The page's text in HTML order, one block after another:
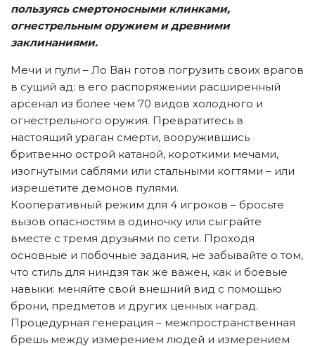
пользуясь смертоносными клинками,
огнестрельным оружием и древними
заклинаниями.
Мечи и пули – Ло Ван готов погрузить своих врагов
в сущий ад: в его распоряжении расширенный
арсенал из более чем 70 видов холодного и
огнестрельного оружия. Превратитесь в
настоящий ураган смерти, вооружившись
бритвенно острой катаной, короткими мечами,
изогнутыми саблями или стальными когтями – или
изрешетите демонов пулями.
Кооперативный режим для 4 игроков – бросьте
вызов опасностям в одиночку или сыграйте
вместе с тремя друзьями по сети. Проходя
основные и побочные задания, не забывайте о том,
что стиль для ниндзя так же важен, как и боевые
навыки: меняйте свой внешний вид с помощью
брони, предметов и других ценных наград.
Процедурная генерация – межпространственная
брешь между измерением людей и измерением